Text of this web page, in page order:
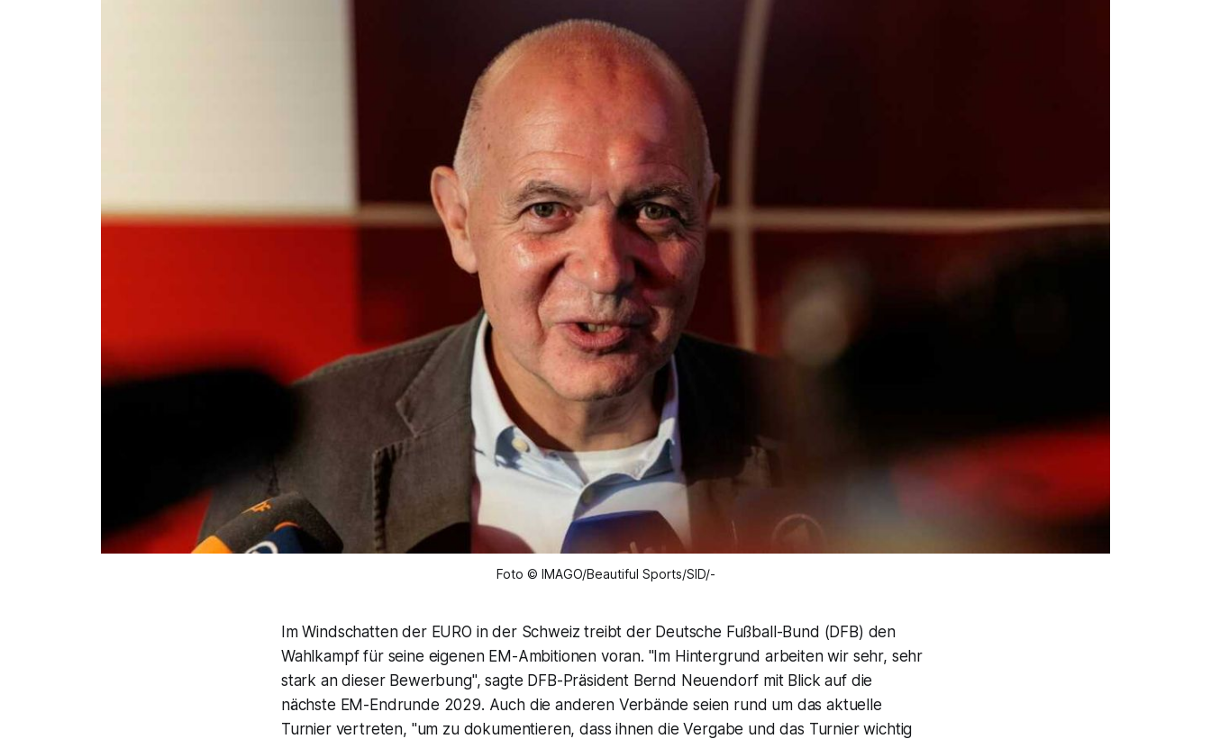
Foto © IMAGO/Beautiful Sports/SID/-
Im Windschatten der EURO in der Schweiz treibt der Deutsche Fußball-Bund (DFB) den
Wahlkampf für seine eigenen EM-Ambitionen voran. "Im Hintergrund arbeiten wir sehr, sehr
stark an dieser Bewerbung", sagte DFB-Präsident Bernd Neuendorf mit Blick auf die
nächste EM-Endrunde 2029. Auch die anderen Verbände seien rund um das aktuelle
Turnier vertreten, "um zu dokumentieren, dass ihnen die Vergabe und das Turnier wichtig